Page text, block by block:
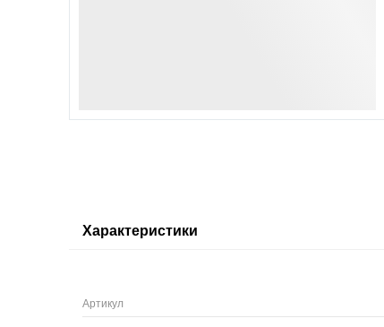
Характеристики
Артикул